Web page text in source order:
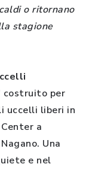
o ritornano
stagione
costruito per
uccelli liberi in
a
Una
e nel